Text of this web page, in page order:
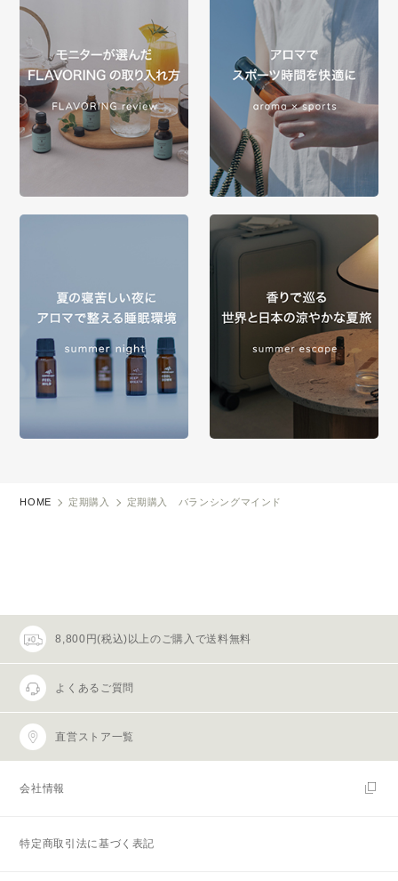
HOME 定期購入 定期購入 バランシングマインド
8,800円(税込)以上のご購入で送料無料
よくあるご質問
直営ストア一覧
会社情報
特定商取引法に基づく表記